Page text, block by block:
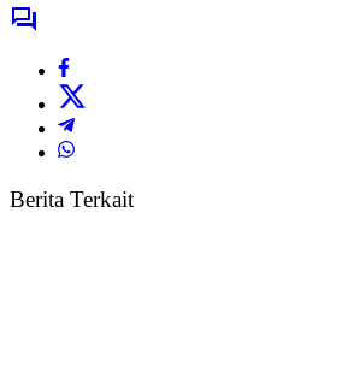
Berita Terkait